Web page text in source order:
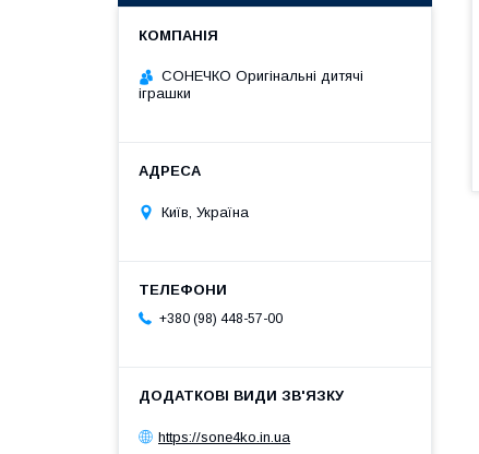
СОНЕЧКО Оригінальні дитячі
іграшки
Київ, Україна
+380 (98) 448-57-00
https://sone4ko.in.ua